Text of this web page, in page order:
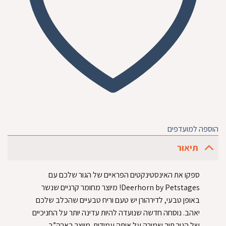
הוספה למועדפים
תיאור
ספקו את האינסטינקטים הפראיים של הגור שלכם עם
Deerhorn by Petstages! מיוצר מחומר קרניים שנשר
באופן טבעי, לדירהורן יש טעם וריח טבעיים שהכלב שלכם
יאהב. נוסחה חדשה שנועדה להיות עדינה יותר על החניכיים